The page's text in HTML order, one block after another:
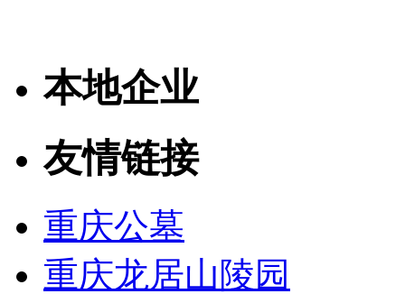
本地企业
友情链接
重庆公墓
重庆龙居山陵园